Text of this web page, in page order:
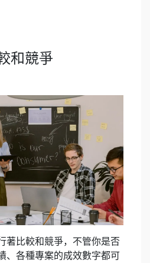
和競爭
著比較和競爭，不管你是否
、各種專案的成效數字都可